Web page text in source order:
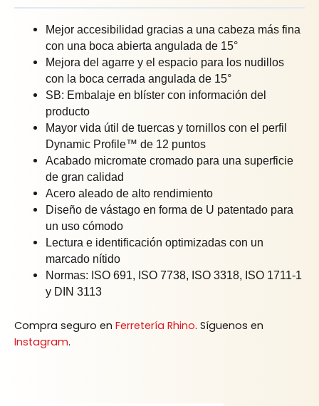
Mejor accesibilidad gracias a una cabeza más fina
con una boca abierta angulada de 15°
Mejora del agarre y el espacio para los nudillos
con la boca cerrada angulada de 15°
SB: Embalaje en blíster con información del
producto
Mayor vida útil de tuercas y tornillos con el perfil
Dynamic Profile™ de 12 puntos
Acabado micromate cromado para una superficie
de gran calidad
Acero aleado de alto rendimiento
Diseño de vástago en forma de U patentado para
un uso cómodo
Lectura e identificación optimizadas con un
marcado nítido
Normas: ISO 691, ISO 7738, ISO 3318, ISO 1711-1
y DIN 3113
Compra seguro en Ferretería Rhino. Síguenos en
Instagram.